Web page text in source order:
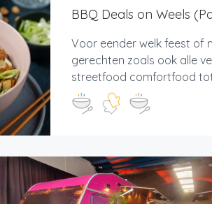
BBQ Deals on Weels
Voor eender welk feest of
gerechten zoals ook alle
streetfood comfortfood tot